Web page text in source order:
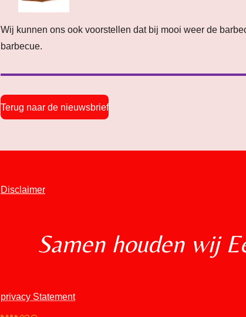
Wij kunnen ons ook voorstellen dat bij mooi weer de
barbecue.
Terug naar de nieuwsbrief
Disclaimer
Samen houden wij
privacy Statement